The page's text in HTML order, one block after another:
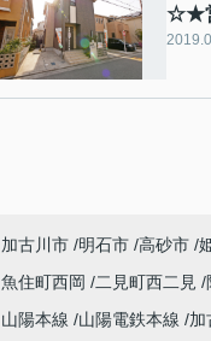
☆★
加古川市 明石市 高砂市
魚住町西岡 二見町西二見
山陽本線 山陽電鉄本線 加